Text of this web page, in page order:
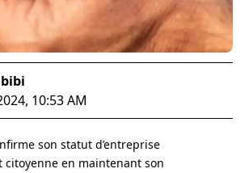
10:53 AM
son statut d’entreprise
citoyenne en maintenant son